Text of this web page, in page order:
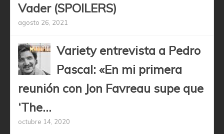
Vader (SPOILERS)
agosto 26, 2021
Variety entrevista a Pedro
Pascal: «En mi primera
reunión con Jon Favreau supe que
‘The...
octubre 14, 2020